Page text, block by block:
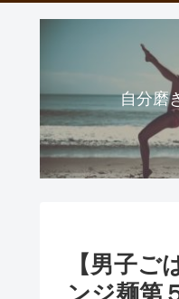
自分磨
【男子
ンジ麺第